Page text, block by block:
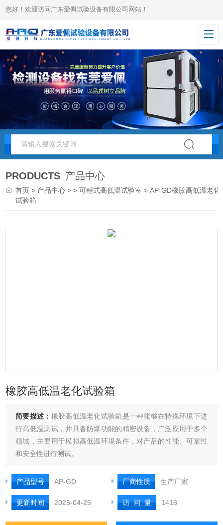
您好！欢迎访问广东爱佩试验设备有限公司网站！
PRODUCTS 产品中心
首页 > 产品中心 > >可程式高低温试验室 > AP-GD橡胶高低温老化
试验箱
橡胶高低温老化试验箱
简要描述： 橡胶高低温老化试验箱是一种能够在特殊环境下进
行高低温测试，并具备防爆功能的精密设备，广泛应用于多个
领域，主要用于模拟高低温环境条件，对产品的性能、可靠性
和安全性进行测试。
产品型号 AP-GD 厂商性质 生产厂家
更新时间 2025-04-25 访 问 量 1418